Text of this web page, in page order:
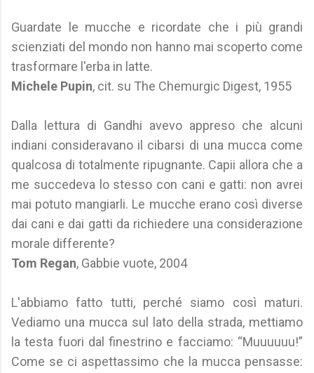
Guardate le mucche e ricordate che i più grandi
scienziati del mondo non hanno mai scoperto come
trasformare l'erba in latte.
Michele Pupin, cit. su The Chemurgic Digest, 1955
Dalla lettura di Gandhi avevo appreso che alcuni
indiani consideravano il cibarsi di una mucca come
qualcosa di totalmente ripugnante. Capii allora che a
me succedeva lo stesso con cani e gatti: non avrei
mai potuto mangiarli. Le mucche erano così diverse
dai cani e dai gatti da richiedere una considerazione
morale differente?
Tom Regan, Gabbie vuote, 2004
L'abbiamo fatto tutti, perché siamo così maturi.
Vediamo una mucca sul lato della strada, mettiamo
la testa fuori dal finestrino e facciamo: “Muuuuuu!”
Come se ci aspettassimo che la mucca pensasse: